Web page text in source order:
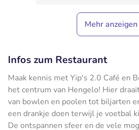
Mehr anzeigen
Infos zum Restaurant
Maak kennis met Yip's 2.0 Café en
het centrum van Hengelo! Hier
van bowlen en poolen tot biljarten
een drankje doen terwijl je voetbal
De ontspannen sfeer en de vele